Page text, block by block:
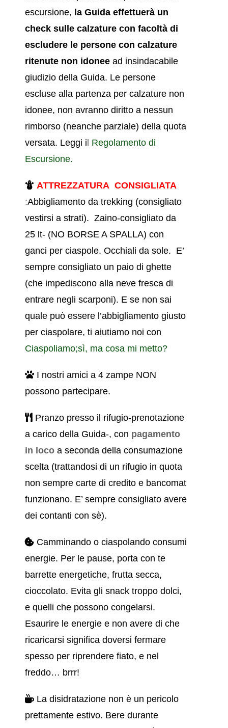
escursione, la Guida effettuerà un
check sulle calzature con facoltà di
escludere le persone con calzature
ritenute non idonee ad insindacabile
giudizio della Guida. Le persone
escluse alla partenza per calzature non
idonee, non avranno diritto a nessun
rimborso (neanche parziale) della quota
versata. Leggi i Regolamento di
Escursione.
ATTREZZATURA CONSIGLIATA
:Abbigliamento da trekking (consigliato
vestirsi a strati).Zaino-consigliato da
25 lt- (NO BORSE A SPALLA) con
ganci per ciaspole. Occhiali da sole. E’
sempre consigliato un paio di ghette
(che impediscono alla neve fresca di
entrare negli scarponi). E se non sai
quale può essere l’abbigliamento giusto
per ciaspolare, ti aiutiamo noi con
Ciaspoliamo;sì, ma cosa mi metto?
I nostri amici a 4 zampe NON
possono partecipare.
Pranzo presso il rifugio-prenotazione
a carico della Guida-, con pagamento
in loco a seconda della consumazione
scelta (trattandosi di un rifugio in quota
non sempre carte di credito e bancomat
funzionano. E’ sempre consigliato avere
dei contanti con sè).
Camminando o ciaspolando consumi
energie. Per le pause, porta con te
barrette energetiche, frutta secca,
cioccolato. Evita gli snack troppo dolci,
e quelli che possono congelarsi.
Esaurire le energie e non avere di che
ricaricarsi significa doversi fermare
spesso per riprendere fiato, e nel
freddo… brrr!
La disidratazione non è un pericolo
prettamente estivo. Bere durante